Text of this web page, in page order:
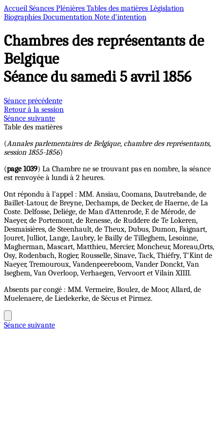
Accueil Séances Plénières Tables des matières Législation
Biographies Documentation Note d’intention
Chambres des représentants de
Belgique
Séance du samedi 5 avril 1856
Séance précédente
Retour à la session
Séance suivante
Table des matières
(Annales parlementaires de Belgique, chambre des représentants,
session 1855-1856)
(page 1039) La Chambre ne se trouvant pas en nombre, la séance
est renvoyée à lundi à 2 heures.
Ont répondu à l'appel : MM. Ansiau, Coomans, Dautrebande, de
Baillet-Latour, de Breyne, Dechamps, de Decker, de Haerne, de La
Coste. Delfosse, Deliége, de Man d'Attenrode, F. de Mérode, de
Naeyer, de Portemont, de Renesse, de Ruddere de Te Lokeren,
Desmaisières, de Steenhault, de Theux, Dubus, Dumon, Faignart,
Jouret, Julliot, Lange, Laubry, le Bailly de Tilleghem, Lesoinne,
Magherman, Mascart, Matthieu, Mercier, Moncheur, Moreau,Orts,
Osy, Rodenbach, Rogier, Rousselle, Sinave, Tack, Thiéfry, T'Kint de
Naeyer, Tremouroux, Vandenpeereboom, Vander Donckt, Van
Iseghem, Van Overloop, Verhaegen, Vervoort et Vilain XIIII.
Absents par congé : MM. Vermeire, Boulez, de Moor, Allard, de
Muelenaere, de Liedekerke, de Sécus et Pirmez.
Séance suivante